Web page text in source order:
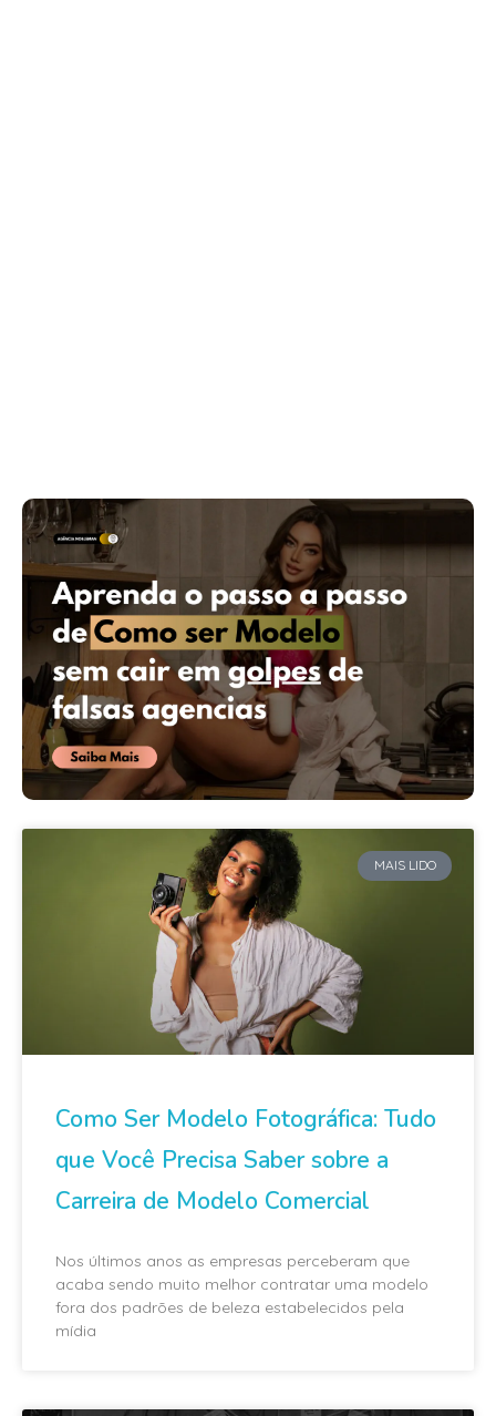
MAIS LIDO
Como Ser Modelo Fotográfica: Tudo
que Você Precisa Saber sobre a
Carreira de Modelo Comercial
Nos últimos anos as empresas perceberam que
acaba sendo muito melhor contratar uma modelo
fora dos padrões de beleza estabelecidos pela
mídia